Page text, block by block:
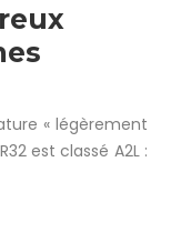
« légèrement
est classé A2L :